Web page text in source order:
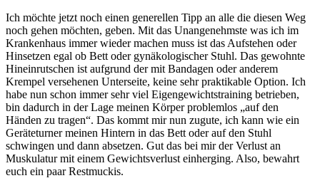
Ich möchte jetzt noch einen generellen Tipp an alle die diesen Weg
noch gehen möchten, geben. Mit das Unangenehmste was ich im
Krankenhaus immer wieder machen muss ist das Aufstehen oder
Hinsetzen egal ob Bett oder gynäkologischer Stuhl. Das gewohnte
Hineinrutschen ist aufgrund der mit Bandagen oder anderem
Krempel versehenen Unterseite, keine sehr praktikable Option. Ich
habe nun schon immer sehr viel Eigengewichtstraining betrieben,
bin dadurch in der Lage meinen Körper problemlos „auf den
Händen zu tragen“. Das kommt mir nun zugute, ich kann wie ein
Geräteturner meinen Hintern in das Bett oder auf den Stuhl
schwingen und dann absetzen. Gut das bei mir der Verlust an
Muskulatur mit einem Gewichtsverlust einherging. Also, bewahrt
euch ein paar Restmuckis.